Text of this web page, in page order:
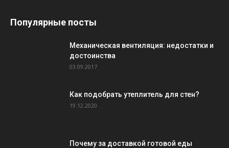
Популярные посты
Механическая вентиляция: недостатки и
достоинства
03.09.2017
Как подобрать утеплитель для стен?
19.12.2020
Почему за доставкой готовой еды